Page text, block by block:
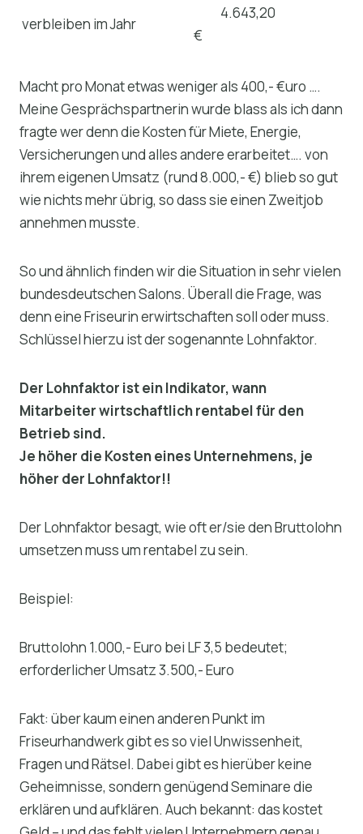
verbleiben im Jahr
4.643,20
€
Macht pro Monat etwas weniger als 400,- €uro ….
Meine Gesprächspartnerin wurde blass als ich dann
fragte wer denn die Kosten für Miete, Energie,
Versicherungen und alles andere erarbeitet…. von
ihrem eigenen Umsatz (rund 8.000,- €) blieb so gut
wie nichts mehr übrig, so dass sie einen Zweitjob
annehmen musste.
So und ähnlich finden wir die Situation in sehr vielen
bundesdeutschen Salons. Überall die Frage, was
denn eine Friseurin erwirtschaften soll oder muss.
Schlüssel hierzu ist der sogenannte Lohnfaktor.
Der Lohnfaktor ist ein Indikator, wann
Mitarbeiter wirtschaftlich rentabel für den
Betrieb sind.
Je höher die Kosten eines Unternehmens, je
höher der Lohnfaktor!!
Der Lohnfaktor besagt, wie oft er/sie den Bruttolohn
umsetzen muss um rentabel zu sein.
Beispiel:
Bruttolohn 1.000,- Euro bei LF 3,5 bedeutet;
erforderlicher Umsatz 3.500,- Euro
Fakt: über kaum einen anderen Punkt im
Friseurhandwerk gibt es so viel Unwissenheit,
Fragen und Rätsel. Dabei gibt es hierüber keine
Geheimnisse, sondern genügend Seminare die
erklären und aufklären. Auch bekannt: das kostet